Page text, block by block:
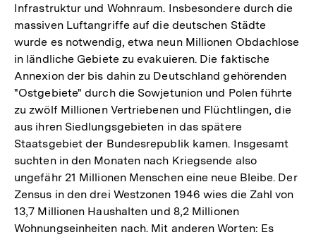
Infrastruktur und Wohnraum. Insbesondere durch die
massiven Luftangriffe auf die deutschen Städte
wurde es notwendig, etwa neun Millionen Obdachlose
in ländliche Gebiete zu evakuieren. Die faktische
Annexion der bis dahin zu Deutschland gehörenden
"Ostgebiete" durch die Sowjetunion und Polen führte
zu zwölf Millionen Vertriebenen und Flüchtlingen, die
aus ihren Siedlungsgebieten in das spätere
Staatsgebiet der Bundesrepublik kamen. Insgesamt
suchten in den Monaten nach Kriegsende also
ungefähr 21 Millionen Menschen eine neue Bleibe. Der
Zensus in den drei Westzonen 1946 wies die Zahl von
13,7 Millionen Haushalten und 8,2 Millionen
Wohnungseinheiten nach. Mit anderen Worten: Es